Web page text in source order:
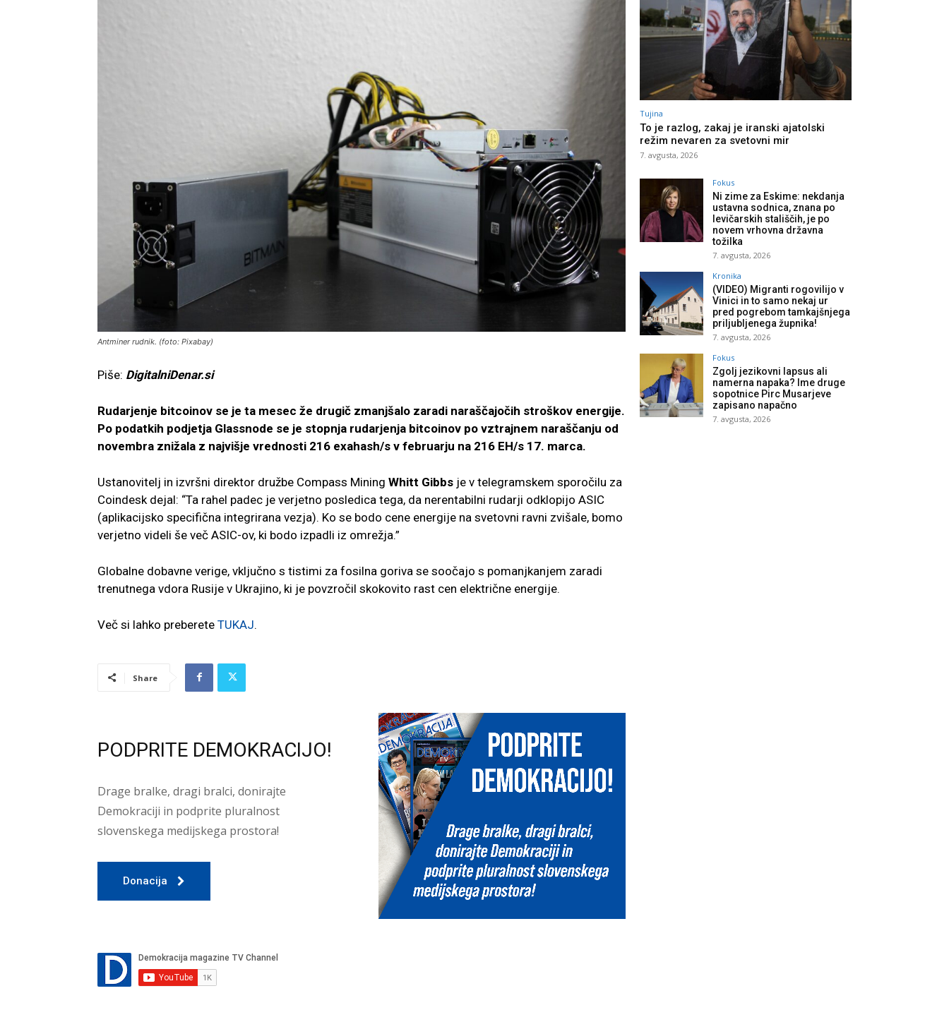
Antminer rudnik. (foto: Pixabay)
Piše: DigitalniDenar.si
Rudarjenje bitcoinov se je ta mesec že drugič zmanjšalo zaradi naraščajočih stroškov energije.
Po podatkih podjetja Glassnode se je stopnja rudarjenja bitcoinov po vztrajnem naraščanju od
novembra znižala z najvišje vrednosti 216 exahash/s v februarju na 216 EH/s 17. marca.
Ustanovitelj in izvršni direktor družbe Compass Mining Whitt Gibbs je v telegramskem sporočilu za
Coindesk dejal: “Ta rahel padec je verjetno posledica tega, da nerentabilni rudarji odklopijo ASIC
(aplikacijsko specifična integrirana vezja). Ko se bodo cene energije na svetovni ravni zvišale, bomo
verjetno videli še več ASIC-ov, ki bodo izpadli iz omrežja.”
Globalne dobavne verige, vključno s tistimi za fosilna goriva se soočajo s pomanjkanjem zaradi
trenutnega vdora Rusije v Ukrajino, ki je povzročil skokovito rast cen električne energije.
Več si lahko preberete TUKAJ.
Share
PODPRITE DEMOKRACIJO!
Drage bralke, dragi bralci, donirajte
Demokraciji in podprite pluralnost
slovenskega medijskega prostora!
Donacija
Tujina
To je razlog, zakaj je iranski ajatolski
režim nevaren za svetovni mir
7. avgusta, 2026
Fokus
Ni zime za Eskime: nekdanja
ustavna sodnica, znana po
levičarskih stališčih, je po
novem vrhovna državna
tožilka
7. avgusta, 2026
Kronika
(VIDEO) Migranti rogovilijo v
Vinici in to samo nekaj ur
pred pogrebom tamkajšnjega
priljubljenega župnika!
7. avgusta, 2026
Fokus
Zgolj jezikovni lapsus ali
namerna napaka? Ime druge
sopotnice Pirc Musarjeve
zapisano napačno
7. avgusta, 2026